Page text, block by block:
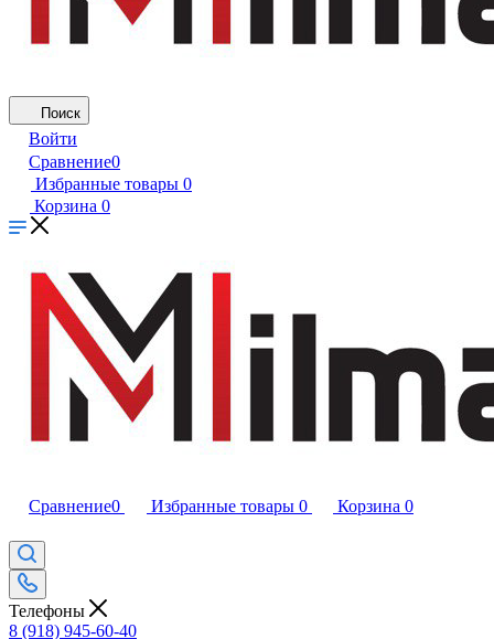
Поиск
Войти
Сравнение0
Избранные товары 0
Корзина 0
Сравнение0 Избранные товары 0 Корзина 0
Телефоны
8 (918) 945-60-40